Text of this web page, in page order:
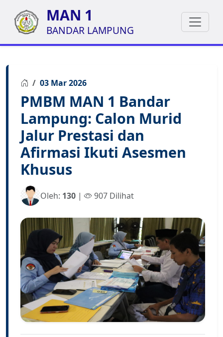
MAN 1
BANDAR LAMPUNG
03 Mar 2026
PMBM MAN 1 Bandar
Lampung: Calon Murid
Jalur Prestasi dan
Afirmasi Ikuti Asesmen
Khusus
Oleh: 130 | 907 Dilihat